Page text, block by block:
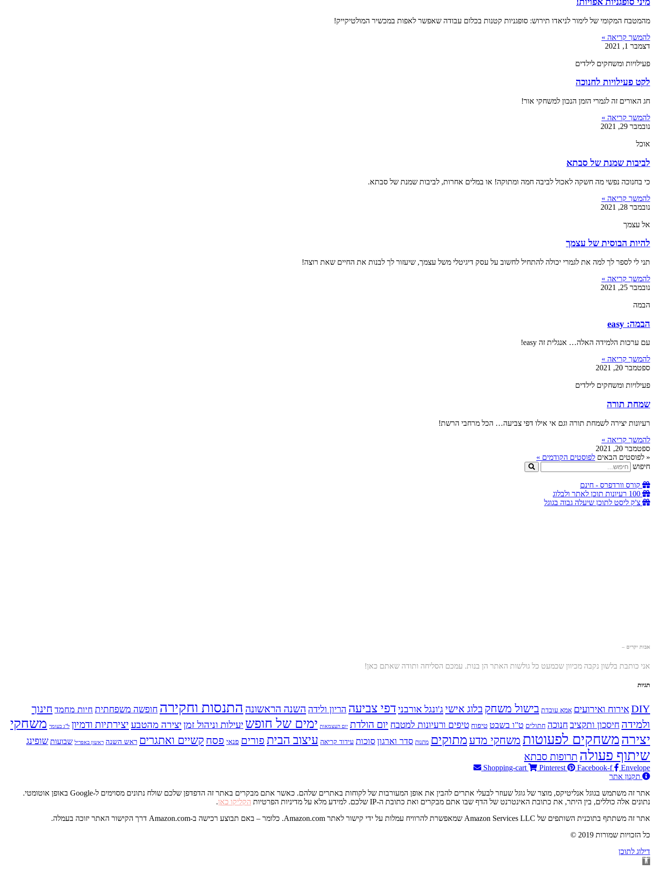
מהמטבח המקומי של לימור לניאדו תירוש: סופגניות קטנות בכלום עבודה שאפשר לאפות במכשיר המולטיקייק!
להמשך קריאה »
דצמבר 1, 2021
פעילויות ומשחקים לילדים
לקט פעילויות לחנוכה
חג האורים זה לגמרי הזמן הנכון למשחקי אור!
להמשך קריאה »
נובמבר 29, 2021
אוכל
לביבות שמנת של סבתא
כי בחנוכה נפשי מה חשקה לאכול לביבה חמה ומתוקה! או במלים אחרות, לביבות שמנת של סבתא.
להמשך קריאה »
נובמבר 28, 2021
אל עצמך
להיות הבוסית של עצמך
תני לי לספר לך למה את לגמרי יכולה להתחיל לחשוב על עסק דיגיטלי משל עצמך, שיעזור לך לבנות את החיים שאת רוצה!
להמשך קריאה »
נובמבר 25, 2021
הבמה
הבמה: easy
עם ערכות הלמידה האלה… אנגלית זה easy!
להמשך קריאה »
ספטמבר 20, 2021
פעילויות ומשחקים לילדים
שמחת תורה
רעיונות יצירה לשמחת תורה וגם אי אילו דפי צביעה… הכל מרחבי הרשת!
להמשך קריאה »
ספטמבר 20, 2021
« לפוסטים הבאים לפוסטים הקודמים »
חיפוש
קורס וורדפרס - חינם
100 רעיונות תוכן לאתר ולבלוג
צ'ק ליסט לתוכן שיעלה גבוה בגוגל
אבות יקרים –
אני כותבת בלשון נקבה מכיוון שכמעט כל גולשות האתר הן בנות. עמכם הסליחה ותודה שאתם כאן!
תגיות
DIYאירוח ואירועים אמא עובדת בישול משחק בלוג אישי ג'ונגל אורבני דפי צביעה הריון ולידה השנה הראשונה התנסות וחקירה חופשה משפחתית חיות מחמד חינוך
ולמידה חיסכון ותקציב חנוכה חתולים ט"ו בשבט טיפוח טיפים ורעיונות למטבח יום הולדת יום העצמאות ימים של חופש יעילות וניהול זמן יצירה מהטבע יצירתיות ודמיון ל"ג בעומר משחקי
יצירהמשחקים לפעוטות משחקי מדע מתוקים מתנות סדר וארגון סוכות עידוד קריאה עיצוב הבית פורים פנאי פסח קשיים ואתגרים ראש השנה ראשון באפריל שבועות שופינג
שיתוף פעולה תרופות סבתא
Shopping-cart Pinterest Facebook-f
Envelope
תקנון אתר
אתר זה משתמש בגוגל אנליטיקס, מוצר של גוגל שעוזר לבעלי אתרים להבין את אופן המעורבות של לקוחות באתרים שלהם. כאשר אתם מבקרים באתר זה הדפדפן שלכם שולח נתונים מסוימים ל-Google באופן אוטומטי.
נתונים אלה כוללים, בין היתר, את כתובת האינטרנט של הדף שבו אתם מבקרים ואת כתובת ה-IP שלכם. למידע מלא על מדיניות הפרטיות
הקליקו כאן.
אתר זה משתתף בתוכנית השותפים של Amazon Services LLC שמאפשרת להרוויח עמלות על ידי קישור לאתר Amazon.com. כלומר – באם תבוצע רכישה ב-Amazon.com דרך הקישור האתר יזוכה בעמלה.
© 2019 כל הזכויות שמורות
דילוג לתוכן
פתח